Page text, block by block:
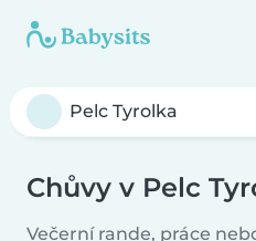
Chůvy v Pelc
Večerní rande, práce